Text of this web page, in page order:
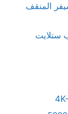
المنقف
ستلايت